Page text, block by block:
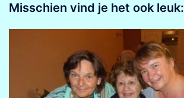
Misschien vind je het ook leuk: